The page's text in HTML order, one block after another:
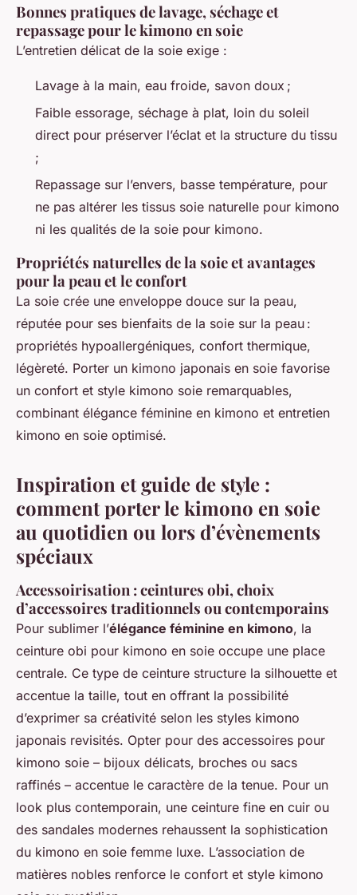
Bonnes pratiques de lavage, séchage et
repassage pour le kimono en soie
L’entretien délicat de la soie exige :
Lavage à la main, eau froide, savon doux ;
Faible essorage, séchage à plat, loin du soleil
direct pour préserver l’éclat et la structure du tissu
;
Repassage sur l’envers, basse température, pour
ne pas altérer les tissus soie naturelle pour kimono
ni les qualités de la soie pour kimono.
Propriétés naturelles de la soie et avantages
pour la peau et le confort
La soie crée une enveloppe douce sur la peau,
réputée pour ses bienfaits de la soie sur la peau :
propriétés hypoallergéniques, confort thermique,
légèreté. Porter un kimono japonais en soie favorise
un confort et style kimono soie remarquables,
combinant élégance féminine en kimono et entretien
kimono en soie optimisé.
Inspiration et guide de style :
comment porter le kimono en soie
au quotidien ou lors d’évènements
spéciaux
Accessoirisation : ceintures obi, choix
d’accessoires traditionnels ou contemporains
Pour sublimer l’élégance féminine en kimono, la
ceinture obi pour kimono en soie occupe une place
centrale. Ce type de ceinture structure la silhouette et
accentue la taille, tout en offrant la possibilité
d’exprimer sa créativité selon les styles kimono
japonais revisités. Opter pour des accessoires pour
kimono soie – bijoux délicats, broches ou sacs
raffinés – accentue le caractère de la tenue. Pour un
look plus contemporain, une ceinture fine en cuir ou
des sandales modernes rehaussent la sophistication
du kimono en soie femme luxe. L’association de
matières nobles renforce le confort et style kimono